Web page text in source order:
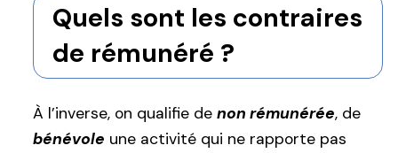
Quels sont les contraires
de rémunéré ?
À l’inverse, on qualifie de non rémunérée, de
bénévole une activité qui ne rapporte pas